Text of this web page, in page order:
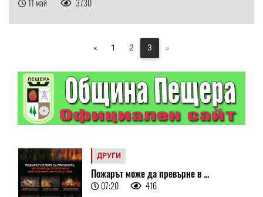
11 май 3730
« 1 2 3 »
ДРУГИ
Пожарът може да превърне в ...
07:20 416